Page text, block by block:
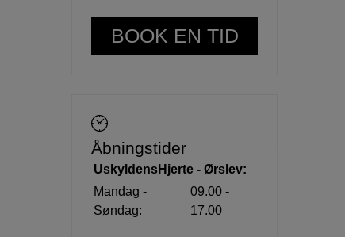
BOOK EN TID
Åbningstider
UskyldensHjerte - Ørslev:
Mandag -
Søndag:
09.00 -
17.00